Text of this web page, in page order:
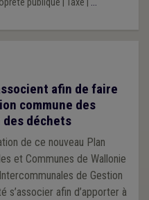
afin de faire
commune des
déchets
de ce nouveau Plan
et Communes de Wallonie
de Gestion
s’associer afin d’apporter à